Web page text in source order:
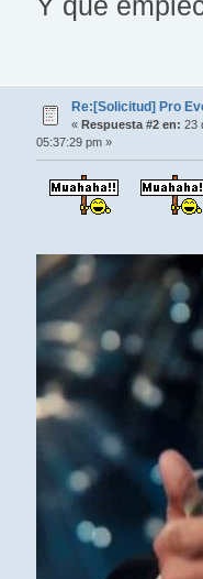
Re:[Solicitud] Pro
« Respuesta #2 en: 23
05:37:29 pm »